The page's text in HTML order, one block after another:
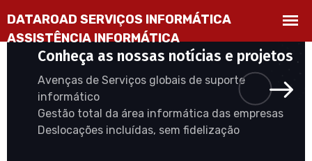
Conheça as nossas notícias e projetos
Avenças de Serviços globais de suporte
informático
Gestão total da área informática das empresas
Deslocações incluídas, sem fidelização